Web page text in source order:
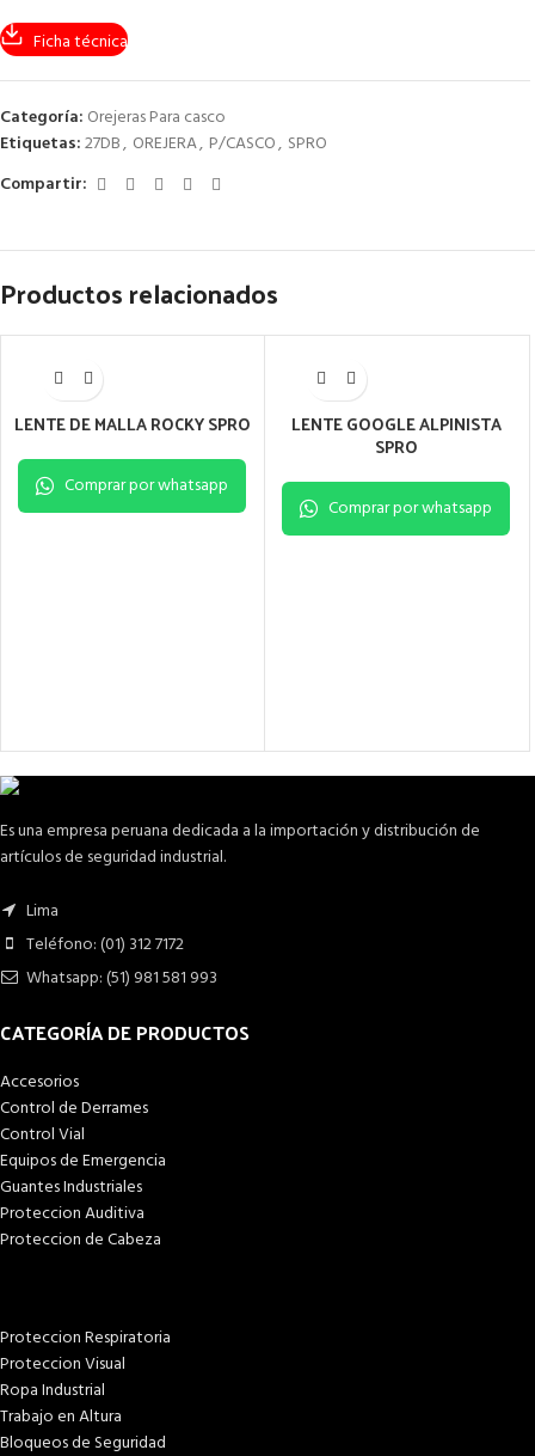
Ficha técnica
Categoría: Orejeras Para casco
Etiquetas:27DB, OREJERA, P/CASCO, SPRO
Compartir:
Productos relacionados
LENTE DE MALLA ROCKY SPRO
Comprar por whatsapp
LENTE GOOGLE ALPINISTA
SPRO
Comprar por whatsapp
Es una empresa peruana dedicada a la importación y distribución de
artículos de seguridad industrial.
Lima
Teléfono: (01) 312 7172
Whatsapp: (51) 981 581 993
CATEGORÍA DE PRODUCTOS
Accesorios
Control de Derrames
Control Vial
Equipos de Emergencia
Guantes Industriales
Proteccion Auditiva
Proteccion de Cabeza
Proteccion Respiratoria
Proteccion Visual
Ropa Industrial
Trabajo en Altura
Bloqueos de Seguridad